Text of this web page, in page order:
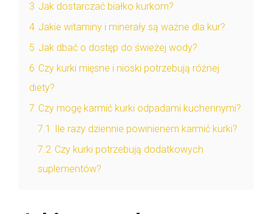
3 Jak dostarczać białko kurkom?
4 Jakie witaminy i minerały są ważne dla kur?
5 Jak dbać o dostęp do świeżej wody?
6 Czy kurki mięsne i nioski potrzebują różnej
diety?
7 Czy mogę karmić kurki odpadami kuchennymi?
7.1
Ile razy dziennie powinienem karmić kurki?
7.2 Czy kurki potrzebują dodatkowych
suplementów?